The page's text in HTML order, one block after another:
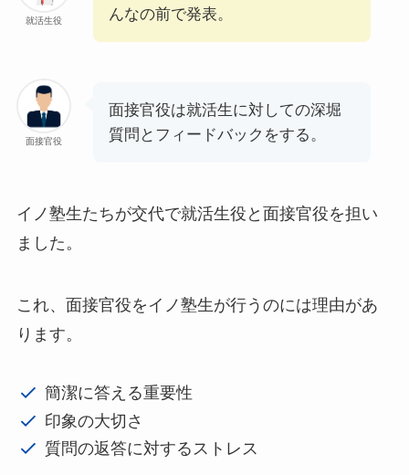
就活生役
んなの前で発表。
面接官役
面接官役は就活生に対しての深堀
質問とフィードバックをする。
イノ塾生たちが交代で就活生役と面接官役を担い
ました。
これ、面接官役をイノ塾生が行うのには理由があ
ります。
簡潔に答える重要性
印象の大切さ
質問の返答に対するストレス